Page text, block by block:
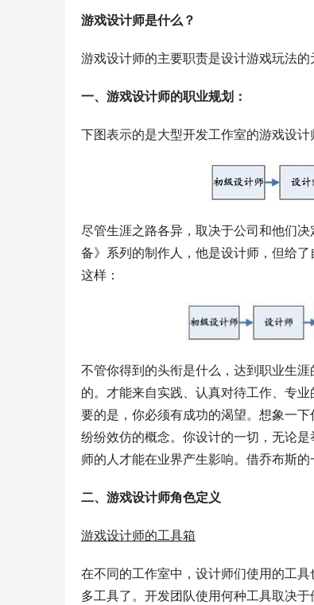
游戏设计师是什么？
游戏设计师的主要职责是设计游戏玩法
一、游戏设计师的职业规划：
下图表示的是大型开发工作室的游戏设计
尽管生涯之路各异，取决于公司和他们
备》系列的制作人，他是设计师，但给
这样：
不管你得到的头衔是什么，达到职业生
的。才能来自实践、认真对待工作、专
要的是，你必须有成功的渴望。想象一
纷纷效仿的概念。你设计的一切，无论
师的人才能在业界产生影响。借乔布斯
二、游戏设计师角色定义
游戏设计师的工具箱
在不同的工作室中，设计师们使用的工
多工具了。开发团队使用何种工具取决